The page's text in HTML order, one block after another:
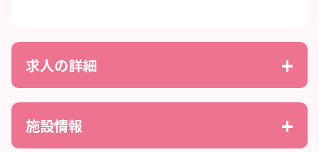
求人の詳細
施設情報